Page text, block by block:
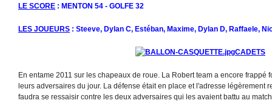
LE SCORE : MENTON 54 - GOLFE 32
LES JOUEURS : Steeve, Dylan C, Estéban, Maxime, Dylan D, Raffaele,
CADETS
En entame 2011 sur les chapeaux de roue. La Robert team a encore frappé
leurs adversaires du jour. La défense était en place et l'adresse légèrement
faudra se ressaisir contre les deux adversaires qui les avaient battu au